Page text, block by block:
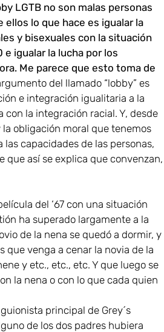
LGTB no son malas personas
lo que hace es igualar la
y bisexuales con la situación
e igualar la lucha por los
Me parece que esto toma de
del llamado “lobby” es
e integración igualitaria a la
la integración racial. Y, desde
obligación moral que tenemos
capacidades de las personas,
así se explica que convenzan,
del ‘67 con una situación
ha superado largamente a la
de la nena se quedó a dormir, y
que venga a cenar la novia de la
y etc., etc., etc. Y que luego se
la nena o con lo que cada quien
principal de Grey´s
de los dos padres hubiera